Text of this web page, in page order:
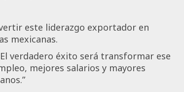
este liderazgo exportador en
mexicanas.
verdadero éxito será transformar ese
mejores salarios y mayores